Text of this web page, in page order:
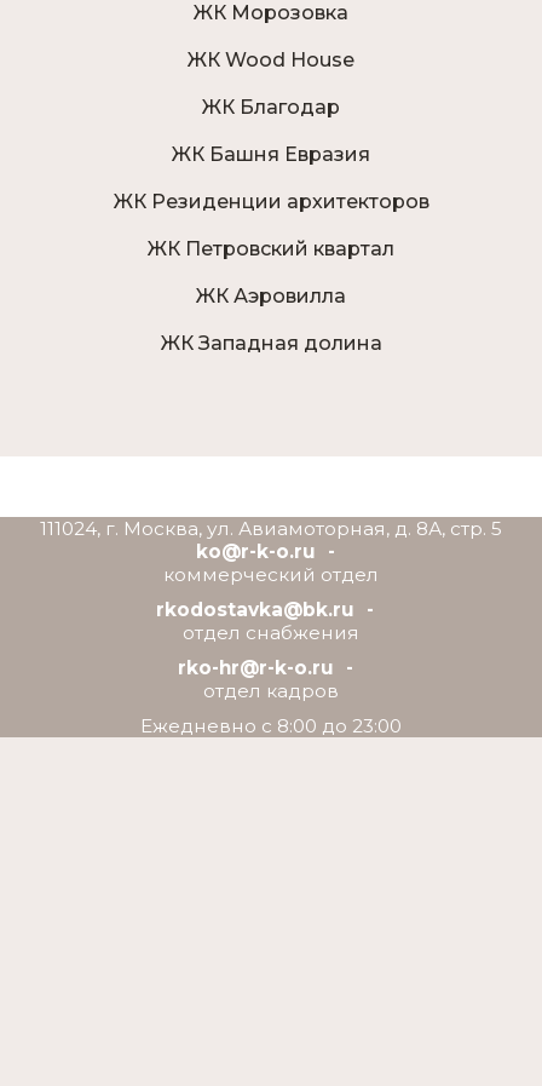
ЖК Морозовка
ЖК Wood House
ЖК Благодар
ЖК Башня Евразия
ЖК Резиденции архитекторов
ЖК Петровский квартал
ЖК Аэровилла
ЖК Западная долина
111024, г. Москва, ул. Авиамоторная, д. 8А, стр. 5
ko@r-k-o.ru
коммерческий отдел
rkodostavka@bk.ru
отдел снабжения
rko-hr@r-k-o.ru
отдел кадров
Ежедневно с 8:00 до 23:00